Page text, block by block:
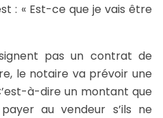
: « Est-ce que je vais être
pas un contrat de
le notaire va prévoir une
à-dire un montant que
au vendeur s’ils ne